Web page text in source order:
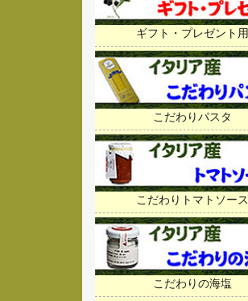
ギフト・プレゼント用
こだわりパスタ
こだわりトマトソース
こだわりの海塩